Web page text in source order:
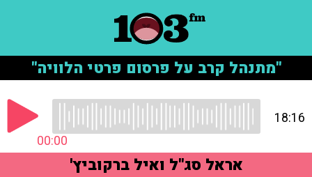
"מתנהל קרב על פרסום פרטי הלוויה"
00:00
18:16
אראל סג"ל ואיל ברקוביץ'